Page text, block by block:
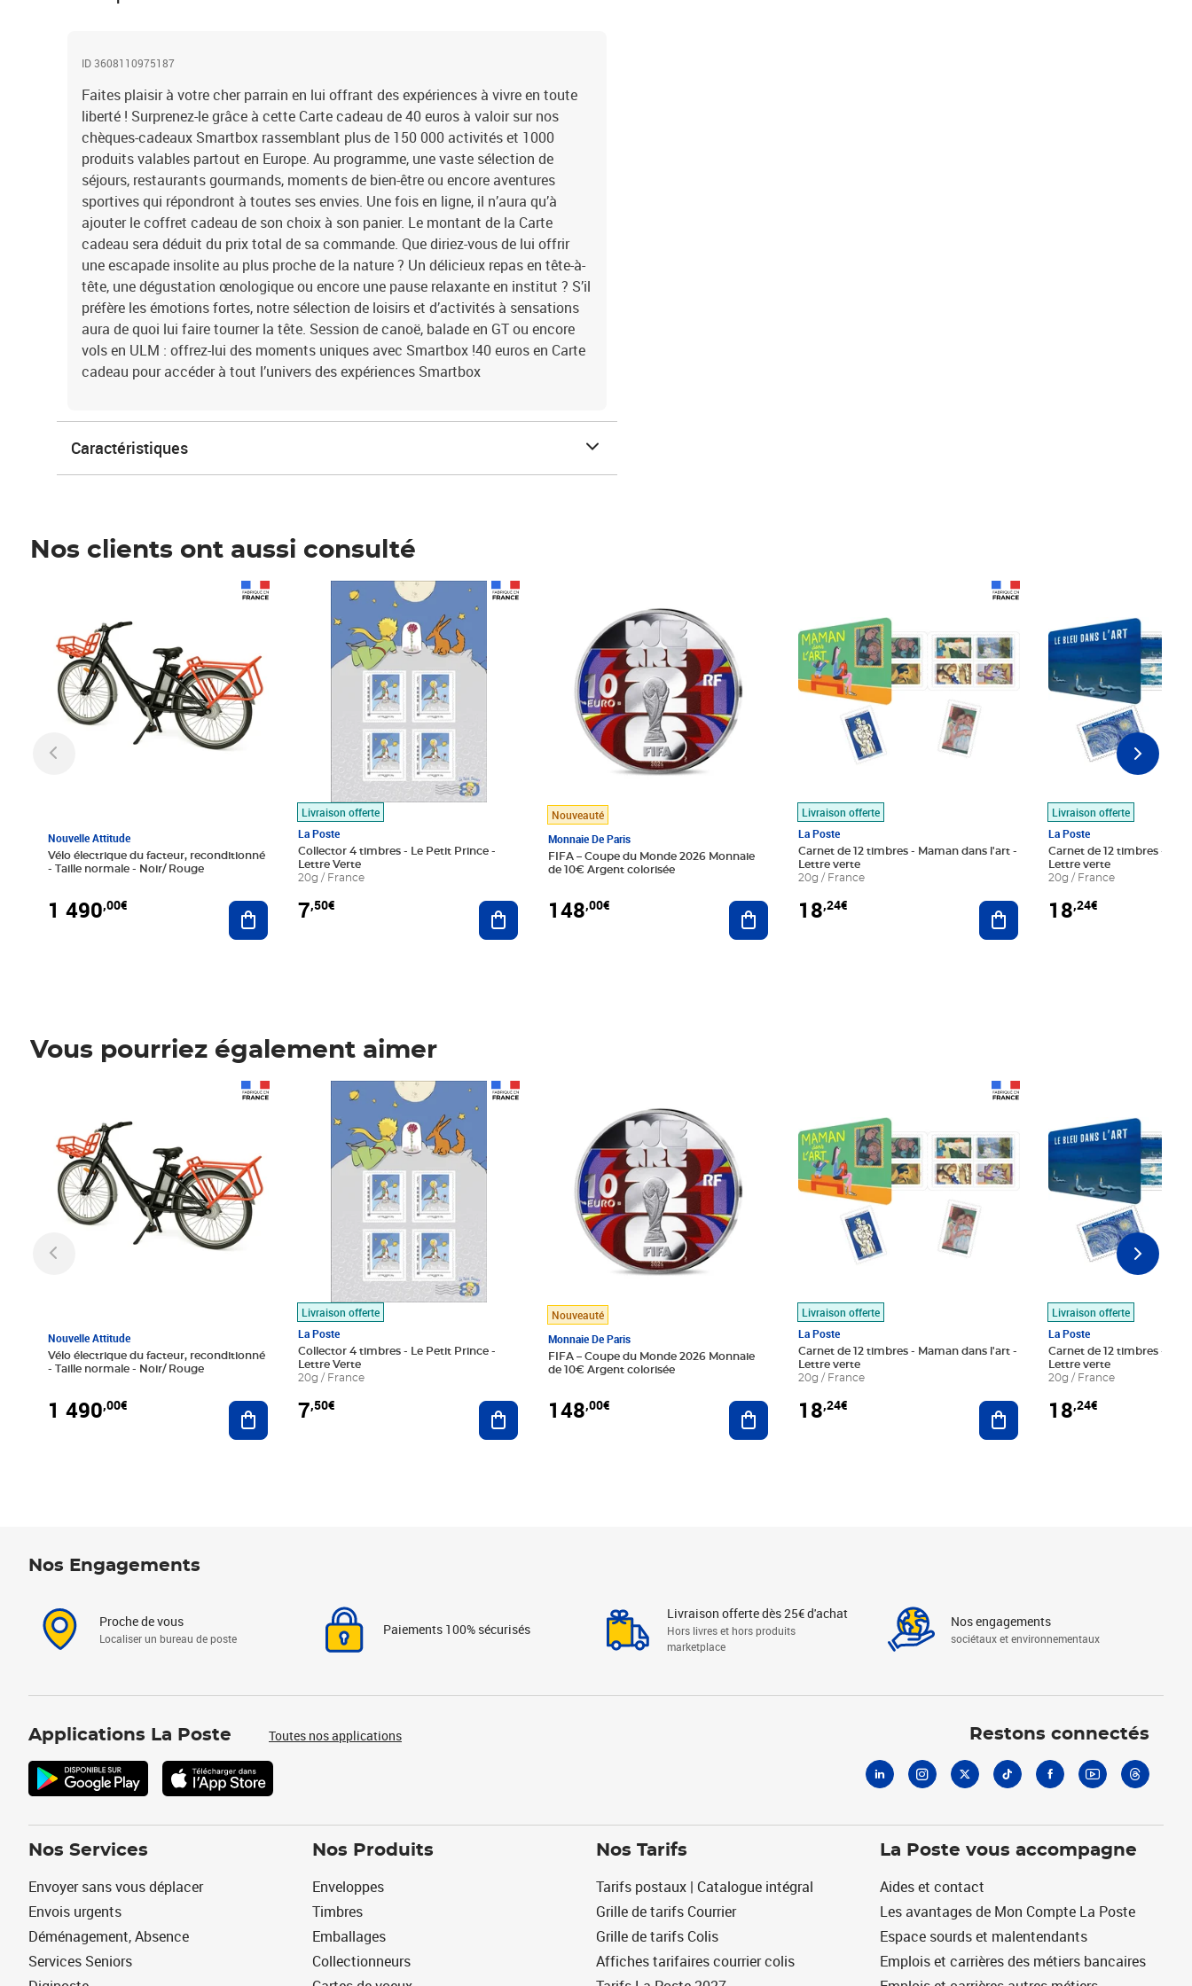
ID 3608110975187
Faites plaisir à votre cher parrain en lui offrant des expériences à vivre en toute
liberté ! Surprenez-le grâce à cette Carte cadeau de 40 euros à valoir sur nos
chèques-cadeaux Smartbox rassemblant plus de 150 000 activités et 1000
produits valables partout en Europe. Au programme, une vaste sélection de
séjours, restaurants gourmands, moments de bien-être ou encore aventures
sportives qui répondront à toutes ses envies. Une fois en ligne, il n’aura qu’à
ajouter le coffret cadeau de son choix à son panier. Le montant de la Carte
cadeau sera déduit du prix total de sa commande. Que diriez-vous de lui offrir
une escapade insolite au plus proche de la nature ? Un délicieux repas en tête-à-
tête, une dégustation œnologique ou encore une pause relaxante en institut ? S’il
préfère les émotions fortes, notre sélection de loisirs et d’activités à sensations
aura de quoi lui faire tourner la tête. Session de canoë, balade en GT ou encore
vols en ULM : offrez-lui des moments uniques avec Smartbox !40 euros en Carte
cadeau pour accéder à tout l’univers des expériences Smartbox
Caractéristiques
Nos clients ont aussi consulté
Nouvelle Attitude
Vélo électrique du facteur, reconditionné
- Taille normale - Noir/ Rouge
1 490,00€ Ajouter au panier
Livraison offerte
La Poste
Collector 4 timbres - Le Petit Prince -
Lettre Verte
20g / France
7,50€
Prix 7,50€
Ajouter au panier
Nouveauté
Monnaie De Paris
FIFA – Coupe du Monde 2026 Monnaie
de 10€ Argent colorisée
148,00€ Ajouter au panier
Livraison offerte
La Poste
Carnet de 12 timbres - Maman dans l'art -
Lettre verte
20g / France
18,24€ Ajouter au panier
Livraison offerte
La Poste
Carnet de 12 timbres - Le
Lettre verte
20g / France
18,24€
Vous pourriez également aimer
Nouvelle Attitude
Vélo électrique du facteur, reconditionné
- Taille normale - Noir/ Rouge
1 490,00€ Ajouter au panier
Livraison offerte
La Poste
Collector 4 timbres - Le Petit Prince -
Lettre Verte
20g / France
7,50€
Prix 7,50€
Ajouter au panier
Nouveauté
Monnaie De Paris
FIFA – Coupe du Monde 2026 Monnaie
de 10€ Argent colorisée
148,00€ Ajouter au panier
Livraison offerte
La Poste
Carnet de 12 timbres - Maman dans l'art -
Lettre verte
20g / France
18,24€ Ajouter au panier
Livraison offerte
La Poste
Carnet de 12 timbres - Le
Lettre verte
20g / France
18,24€
Nos Engagements
Proche de vous
Localiser un bureau de poste
Paiements 100% sécurisés
Livraison offerte dès 25€ d'achat
Hors livres et hors produits
marketplace
Nos engagements
sociétaux et environnementaux
Applications La Poste Toutes nos applications Restons connectés
Nos Services
Envoyer sans vous déplacer
Envois urgents
Déménagement, Absence
Services Seniors
Nos Produits
Enveloppes
Timbres
Emballages
Collectionneurs
Nos Tarifs
Tarifs postaux | Catalogue intégral
Grille de tarifs Courrier
Grille de tarifs Colis
Affiches tarifaires courrier colis
La Poste vous accompagne
Aides et contact
Les avantages de Mon Compte La Poste
Espace sourds et malentendants
Emplois et carrières des métiers bancaires